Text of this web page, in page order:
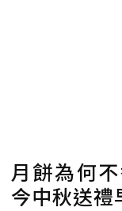
月餅為何
今中秋送禮